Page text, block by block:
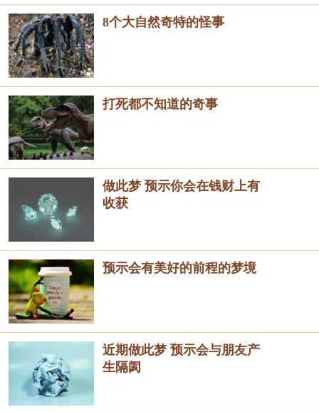
8个大自然奇特的怪事
打死都不知道的奇事
做此梦 预示你会在钱财上有
收获
预示会有美好的前程的梦境
近期做此梦 预示会与朋友产
生隔阂